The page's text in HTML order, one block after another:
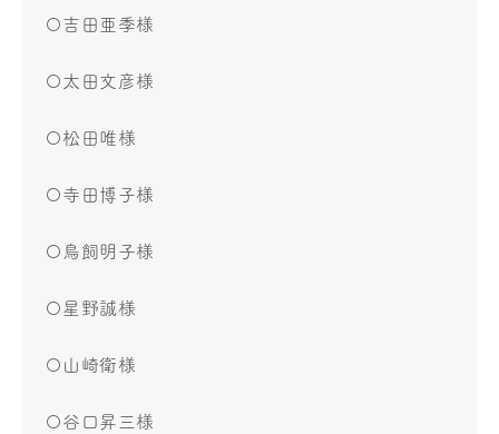
〇吉田亜季様
〇太田文彦様
〇松田唯様
〇寺田博子様
〇鳥飼明子様
〇星野誠様
〇山崎衛様
〇谷口昇三様